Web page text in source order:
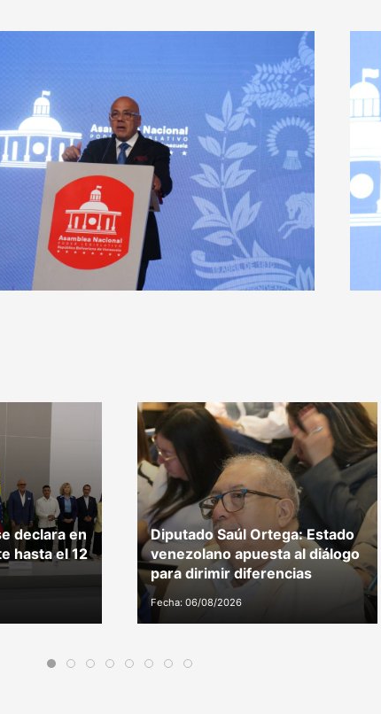
declara en
hasta el 12
Diputado Saúl Ortega: Estado
venezolano apuesta al diálogo
para dirimir diferencias
Fecha: 06/08/2026